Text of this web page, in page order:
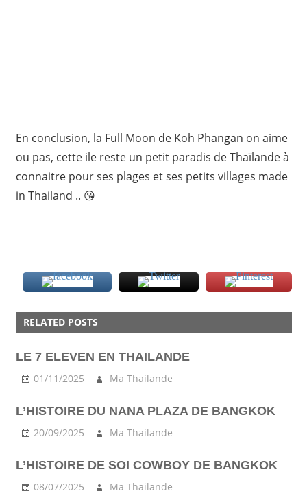
En conclusion, la Full Moon de Koh Phangan on aime
ou pas, cette ile reste un petit paradis de Thaïlande à
connaitre pour ses plages et ses petits villages made
in Thailand .. 😘
BEACH
KOH
TAO
PHANGAN
SAMUI
RELATED POSTS
LE 7 ELEVEN EN THAILANDE
01/11/2025 Ma Thailande
L’HISTOIRE DU NANA PLAZA DE BANGKOK
20/09/2025 Ma Thailande
L’HISTOIRE DE SOI COWBOY DE BANGKOK
08/07/2025 Ma Thailande